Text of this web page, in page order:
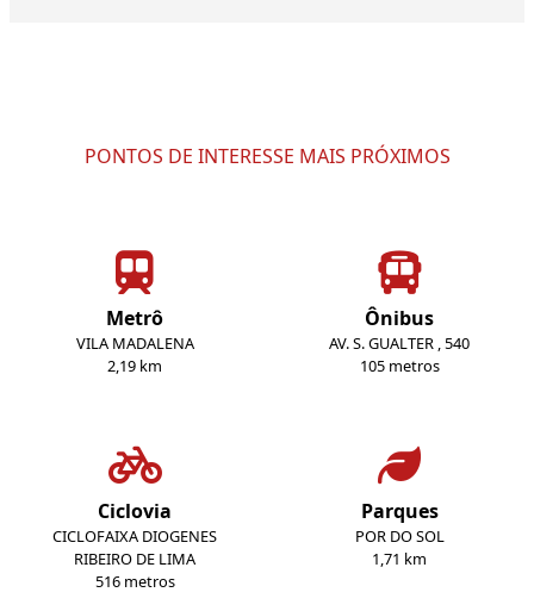
PONTOS DE INTERESSE MAIS PRÓXIMOS
Metrô
VILA MADALENA
2,19 km
Ônibus
AV. S. GUALTER , 540
105 metros
Ciclovia
CICLOFAIXA DIOGENES
RIBEIRO DE LIMA
516 metros
Parques
POR DO SOL
1,71 km